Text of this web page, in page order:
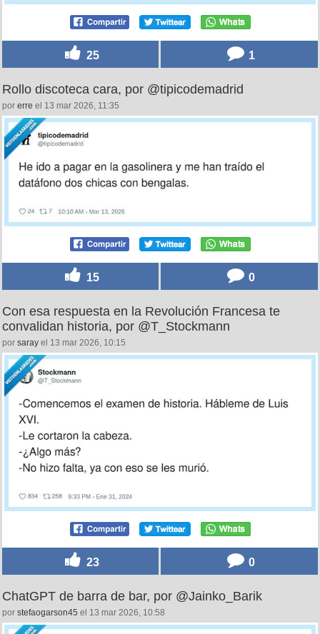
25 1
Rollo discoteca cara, por @tipicodemadrid
por erre el 13 mar 2026, 11:35
15 0
Con esa respuesta en la Revolución Francesa te
convalidan historia, por @T_Stockmann
por saray el 13 mar 2026, 10:15
23 0
ChatGPT de barra de bar, por @Jainko_Barik
por stefaogarson45 el 13 mar 2026, 10:58